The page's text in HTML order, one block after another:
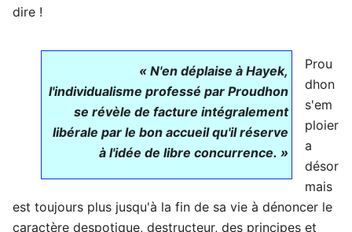
dire !
« N'en déplaise à Hayek,
l'individualisme professé par Proudhon
se révèle de facture intégralement
libérale par le bon accueil qu'il réserve
à l'idée de libre concurrence. »
Prou
dhon
s'em
ploier
a
désor
mais
est toujours plus jusqu'à la fin de sa vie à dénoncer le
caractère despotique, destructeur, des principes et